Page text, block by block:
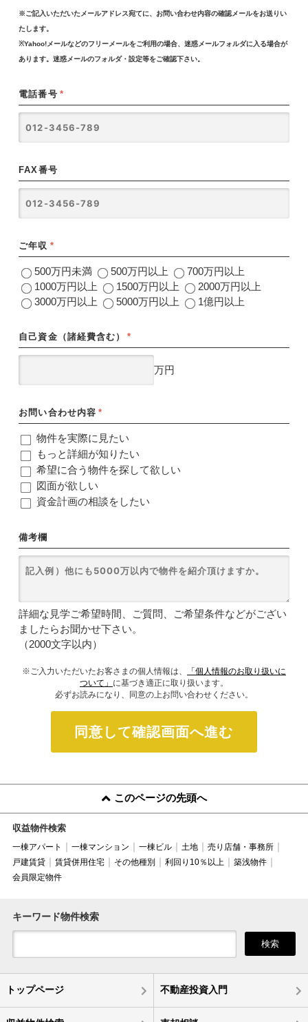
※ご記入いただいたメールアドレス宛てに、お問い合わせ内容の確認メールをお送りい
たします。
※Yahoo!メールなどのフリーメールをご利用の場合、迷惑メールフォルダに入る場合が
あります。迷惑メールのフォルダ・設定等をご確認下さい。
電話番号 *
FAX番号
ご年収 *
500万円未満 500万円以上
700万円以上
1000万円以上
1500万円以上
2000万円以上
3000万円以上
5000万円以上 1億円以上
自己資金（諸経費含む） *
万円
お問い合わせ内容 *
物件を実際に見たい
もっと詳細が知りたい
希望に合う物件を探して欲しい
図面が欲しい
資金計画の相談をしたい
備考欄
詳細な見学ご希望時間、ご質問、ご希望条件などがござい
ましたらお聞かせ下さい。
（2000文字以内）
※ご入力いただいたお客さまの個人情報は、
「個人情報のお取り扱いに
ついて」 に基づき適正に取り扱います。
必ずお読みになり、同意の上お問い合わせください。
同意して確認画面へ進む
このページの先頭へ
収益物件検索
一棟アパート 一棟マンション 一棟ビル 土地
売り店舗・事務所
戸建賃貸
賃貸併用住宅 その他種別 利回り10％以上
築浅物件
会員限定物件
キーワード物件検索
検索
トップページ 不動産投資入門